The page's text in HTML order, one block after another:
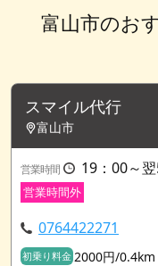
富山市のお
スマイル代行
富山市
営業時間 19：00～
営業時間外
0764422271
初乗り料金 2000円/0.4km